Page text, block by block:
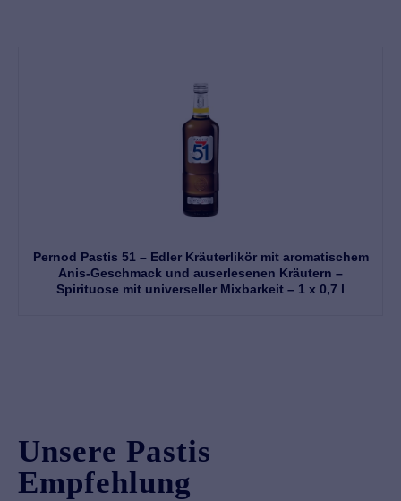
Unsere Pastis
Empfehlung
Pernod Pastis 51 – Edler Kräuterlikör mit aromatischem
Anis-Geschmack und auserlesenen Kräutern –
Spirituose mit universeller Mixbarkeit – 1 x 0,7 l